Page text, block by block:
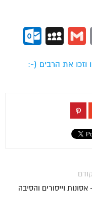
Copy
Gmail
MySpace
וזכו את הרבים (-:
וייסורים והסיבה